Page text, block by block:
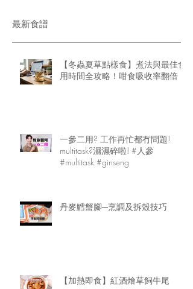
最新食譜
【冬蟲夏草點樣食】煮法與最佳食
用時間全攻略！咁食吸收率翻倍
一參二用? 工作再忙都冇問題!
multitask?濕濕碎啦! #人參
#multitask #ginseng
丹麥鱈蟹腳─烹調及拆殼技巧
【加熱即食】紅酒燴草飼牛尾